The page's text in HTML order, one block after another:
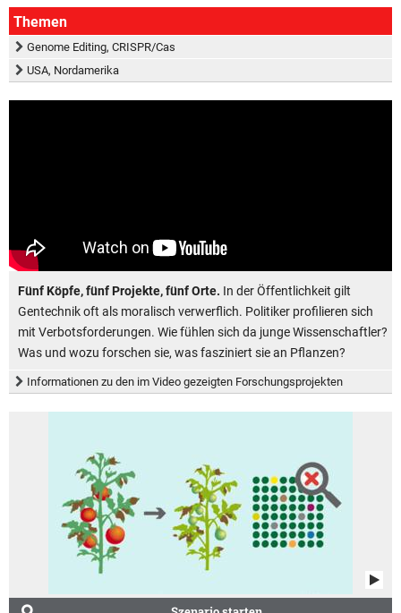
Themen
Genome Editing, CRISPR/Cas
USA, Nordamerika
Fünf Köpfe, fünf Projekte, fünf Orte. In der Öffentlichkeit gilt
Gentechnik oft als moralisch verwerflich. Politiker profilieren sich
mit Verbotsforderungen. Wie fühlen sich da junge Wissenschaftler?
Was und wozu forschen sie, was fasziniert sie an Pflanzen?
Informationen zu den im Video gezeigten Forschungsprojekten